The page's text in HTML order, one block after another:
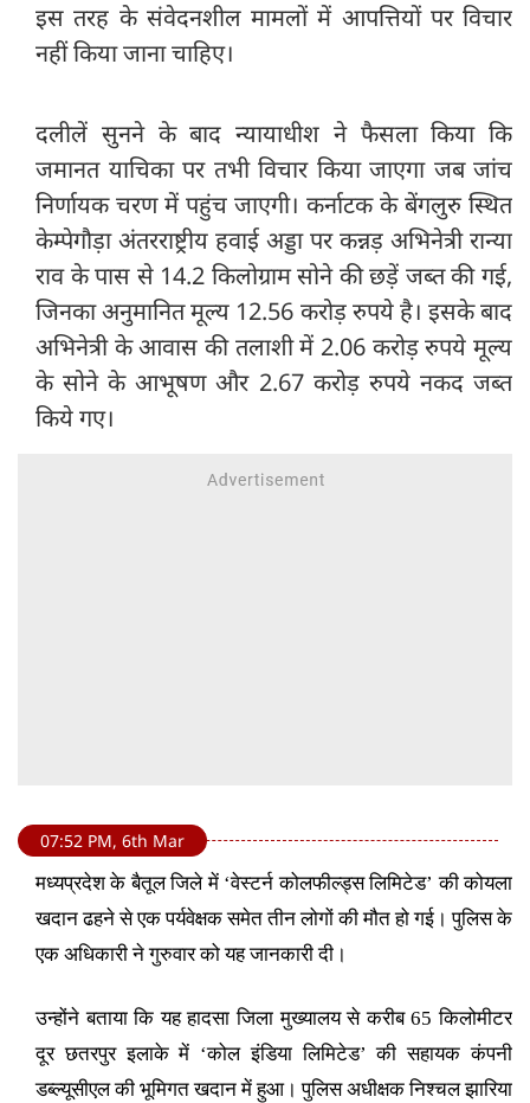
इस तरह के संवेदनशील मामलों में आपत्तियों पर विचार
नहीं किया जाना चाहिए।
दलीलें सुनने के बाद न्यायाधीश ने फैसला किया कि
जमानत याचिका पर तभी विचार किया जाएगा जब जांच
निर्णायक चरण में पहुंच जाएगी। कर्नाटक के बेंगलुरु स्थित
केम्पेगौड़ा अंतरराष्ट्रीय हवाई अड्डा पर कन्नड़ अभिनेत्री रान्या
राव के पास से 14.2 किलोग्राम सोने की छड़ें जब्त की गई,
जिनका अनुमानित मूल्य 12.56 करोड़ रुपये है। इसके बाद
अभिनेत्री के आवास की तलाशी में 2.06 करोड़ रुपये मूल्य
के सोने के आभूषण और 2.67 करोड़ रुपये नकद जब्त
किये गए।
07:52 PM, 6th Mar
मध्यप्रदेश के बैतूल जिले में ‘वेस्टर्न कोलफील्ड्स लिमिटेड’ की कोयला
खदान ढहने से एक पर्यवेक्षक समेत तीन लोगों की मौत हो गई। पुलिस के
एक अधिकारी ने गुरुवार को यह जानकारी दी।
उन्होंने बताया कि यह हादसा जिला मुख्यालय से करीब 65 किलोमीटर
दूर छतरपुर इलाके में ‘कोल इंडिया लिमिटेड’ की सहायक कंपनी
डब्ल्यूसीएल की भूमिगत खदान में हुआ। पुलिस अधीक्षक निश्चल झारिया